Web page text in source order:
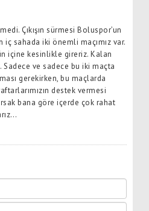
Çıkışın sürmesi Boluspor’un
iç sahada iki önemli maçımız var.
içine kesinlikle gireriz. Kalan
ve sadece bu iki maçta
gerekirken, bu maçlarda
destek vermesi
bana göre içerde çok rahat